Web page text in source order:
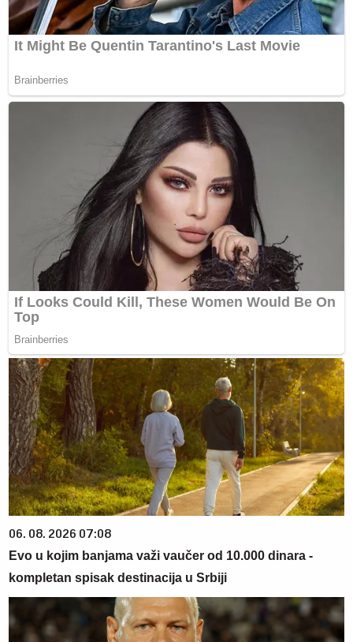
06. 08. 2026 07:08
Evo u kojim banjama važi vaučer od 10.000 dinara -
kompletan spisak destinacija u Srbiji